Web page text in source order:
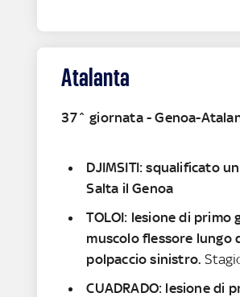
Atalanta
37^ giornata - Genoa-
DJIMSITI: squalificato
Salta il Genoa
TOLOI: lesione di primo
muscolo flessore lungo
polpaccio sinistro.
CUADRADO: lesione di